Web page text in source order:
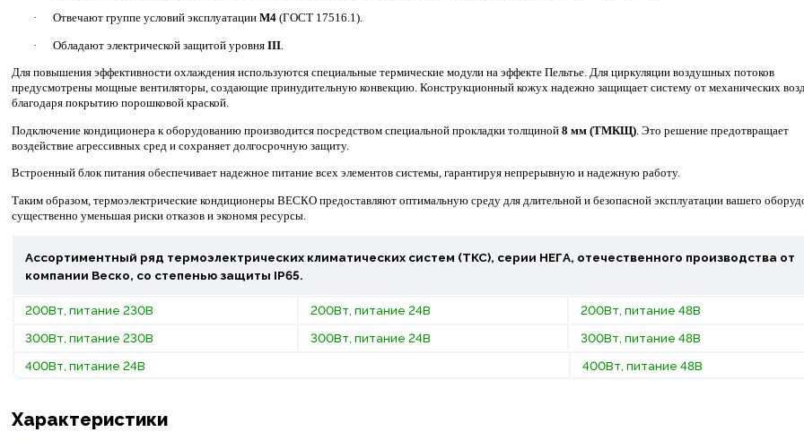
· Отвечают группе условий эксплуатации М4(ГОСТ 17516.1).
· Обладают электрической защитой уровня III.
Для повышения эффективности охлаждения используются специальные термические модули на эффекте Пельтье. Для циркуляции воздушных потоков
предусмотрены мощные вентиляторы, создающие принудительную конвекцию. Конструкционный кожух надежно защищает систему от механических
благодаря покрытию порошковой краской.
Подключение кондиционера к оборудованию производится посредством специальной прокладки толщиной 8 мм (ТМКЩ). Это решение предотвращает
воздействие агрессивных сред и сохраняет долгосрочную защиту.
Встроенный блок питания обеспечивает надежное питание всех элементов системы, гарантируя непрерывную и надежную работу.
Таким образом, термоэлектрические кондиционеры ВЕСКО предоставляют оптимальную среду для длительной и безопасной эксплуатации вашего
существенно уменьшая риски отказов и экономя ресурсы.
Ассортиментный ряд термоэлектрических климатических систем (ТКС), серии НЕГА, отечественного производства от
компании Веско, со степенью защиты IP65.
200Вт, питание 230В 200Вт, питание 24В
200Вт, питание 48В
300Вт, питание 230В
300Вт, питание 24В
300Вт, питание 48В
400Вт, питание 24В
400Вт, питание 48В
Характеристики